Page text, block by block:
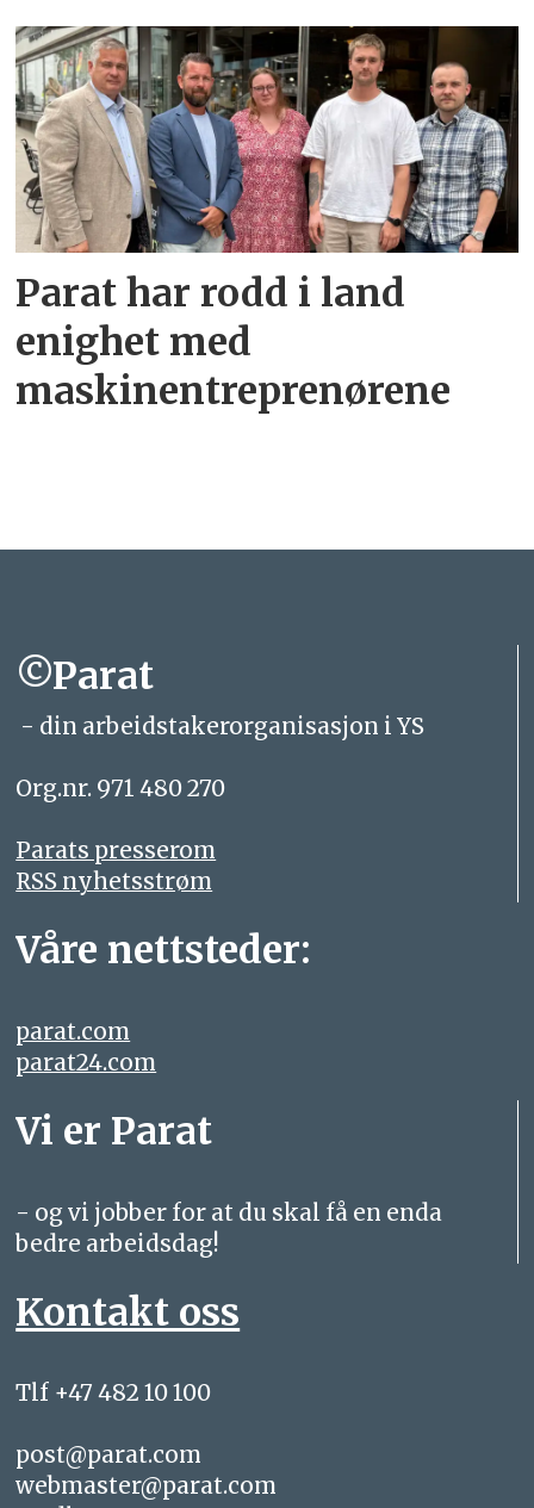
Parat har rodd i land
enighet med
maskinentreprenørene
©Parat
- din arbeidstakerorganisasjon i YS
Org.nr. 971 480 270
Parats presserom
RSS nyhetsstrøm
Våre nettsteder:
parat.com
parat24.com
Vi er Parat
- og vi jobber for at du skal få en enda
bedre arbeidsdag!
Kontakt oss
Tlf +47 482 10 100
post@parat.com
webmaster@parat.com